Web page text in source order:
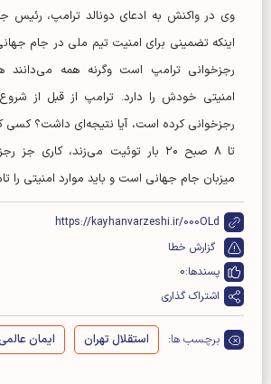
وی در واکنش به ادعای دونالد ترامپ، رئیس
اینکه تضمینی برای امنیت تیم ملی در جام
رجزخوانی ترامپ است وگرنه همه می‌دانند
امنیتی خودش را دارد. ترامپ از قبل از
تا ۸ صبح ۲۰ بار توئیت می‌زند، کاری
میزبان جام جهانی است و باید موارد امنیتی را
https://kayhanvarzeshi.ir/000OLd
گزارش خطا
پسندها:0
اشتراک گذاری
برچسب ها: استقلال تهران ایمان